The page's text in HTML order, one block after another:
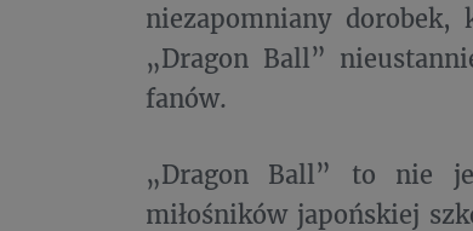
niezapomniany dorobek,
„Dragon Ball”
fanów.
„Dragon Ball” to nie
miłośników japońskiej